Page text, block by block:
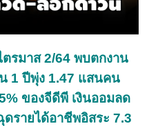
รมาส 2/64 พบตกงาน
1 ปีพุ่ง 1.47 แสนคน
ของจีดีพี เงินออมลด
ดรายได้อาชีพอิสระ 7.3